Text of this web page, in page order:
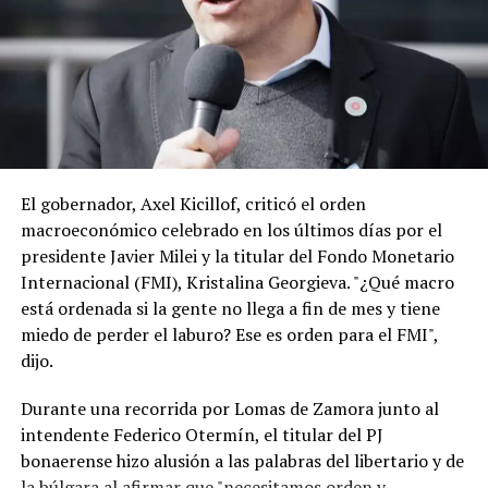
En este contexto, hay malestar en la Argentina porque
entienden que la visita de Lula, el año pasado a la
expresidenta Cristina Kirchner en su prisión
domiciliaria, previo a las elecciones legislativas, sumado
Dario Durigan, que trató de “payaso” a Milei, también
pueden ser calificadas como una injerencia externa en la
política doméstica. (TN)
El gobernador, Axel Kicillof, criticó el orden
macroeconómico celebrado en los últimos días por el
presidente Javier Milei y la titular del Fondo Monetario
Internacional (FMI), Kristalina Georgieva. "¿Qué macro
está ordenada si la gente no llega a fin de mes y tiene
miedo de perder el laburo? Ese es orden para el FMI",
dijo.
Durante una recorrida por Lomas de Zamora junto al
intendente Federico Otermín, el titular del PJ
bonaerense hizo alusión a las palabras del libertario y de